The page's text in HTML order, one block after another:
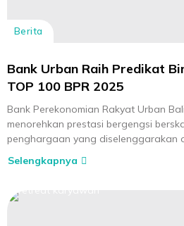
Berita
Bank Urban Raih Predikat
TOP 100 BPR 2025
Bank Perekonomian Rakyat Urban
menorehkan prestasi bergengsi
penghargaan yang diselenggarakan
Selengkapnya